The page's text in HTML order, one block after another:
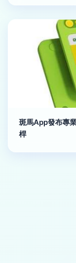
斑馬App發布專
桿